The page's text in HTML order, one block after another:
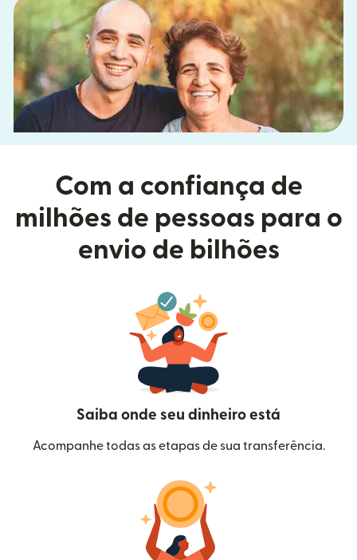
Com a confiança de
milhões de pessoas para o
envio de bilhões
Saiba onde seu dinheiro está
Acompanhe todas as etapas de sua transferência.